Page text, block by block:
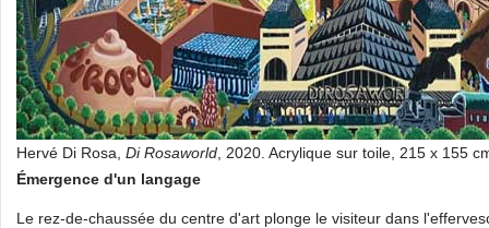
Hervé Di Rosa, Di Rosaworld , 2020. Acrylique sur toile, 215 x 155
Émergence d'un langage
Le rez-de-chaussée du centre d'art plonge le visiteur dans